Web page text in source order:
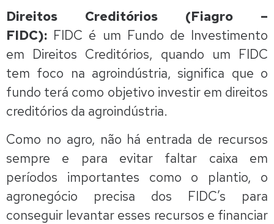
Direitos Creditórios (Fiagro –
FIDC): FIDC é um Fundo de Investimento
em Direitos Creditórios, quando um FIDC
tem foco na agroindústria, significa que o
fundo terá como objetivo investir em direitos
creditórios da agroindústria.
Como no agro, não há entrada de recursos
sempre e para evitar faltar caixa em
períodos importantes como o plantio, o
agronegócio precisa dos FIDC’s para
conseguir levantar esses recursos e financiar